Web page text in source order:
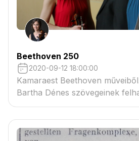
Beethoven 250
2020-09-12 18:00:00
Kamaraest Beethoven műveiből. A
Bartha Dénes szövegeinek
összeállítja: Scholz Anna.